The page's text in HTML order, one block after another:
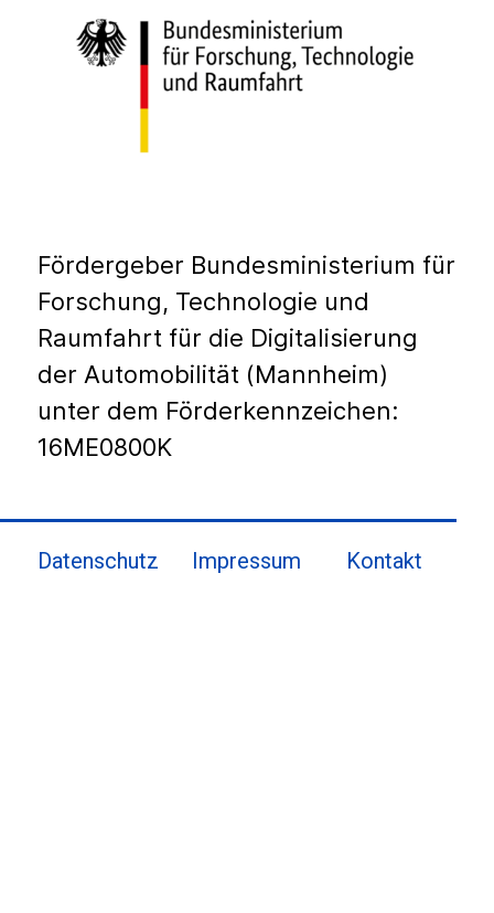
Fördergeber Bundesministerium für
Forschung, Technologie und
Raumfahrt für die Digitalisierung
der Automobilität (Mannheim)
unter dem Förderkennzeichen:
16ME0800K
Datenschutz Impressum Kontakt